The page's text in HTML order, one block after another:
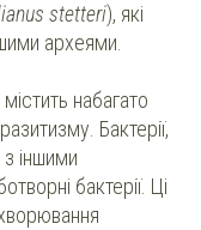
stetteri), які
археями.
набагато
Бактерії,
іншими
бактерії. Ці